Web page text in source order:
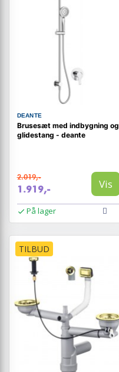
DEANTE
Brusesæt med indbygning og
glidestang - deante
2.019,-
1.919,- Vis
På lager
TILBUD